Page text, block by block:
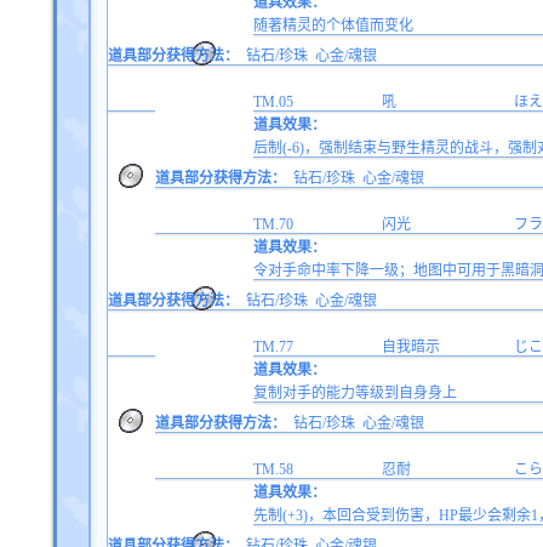
随著精灵的个体值而变化
道具部分获得方法：
钻石/珍珠 心金/魂银
TM.05 吼
ほ
道具效果：
后制(-6)，强制结束与野生精灵的战斗，强
道具部分获得方法：
钻石/珍珠 心金/魂银
TM.70 闪光
フ
道具效果：
令对手命中率下降一级；地图中可用于黑暗
道具部分获得方法：
钻石/珍珠 心金/魂银
TM.77 自我暗示
じ
道具效果：
复制对手的能力等级到自身身上
道具部分获得方法：
钻石/珍珠 心金/魂银
TM.58 忍耐
こ
道具效果：
先制(+3)，本回合受到伤害，HP最少会剩余